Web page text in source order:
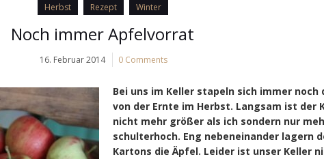
Herbst Rezept Winter
Noch immer Apfelvorrat
16. Februar 2014 0 Comments
Bei uns im Keller stapeln sich immer noch
von der Ernte im Herbst. Langsam ist der
nicht mehr größer als ich sondern nur
schulterhoch. Eng nebeneinander lagern
Kartons die Äpfel. Leider ist unser Keller